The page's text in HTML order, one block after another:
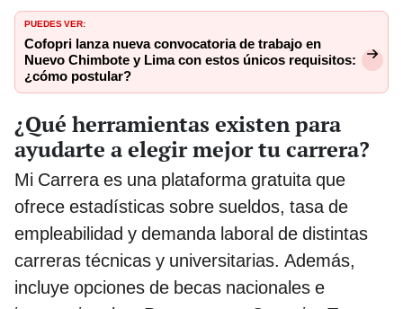
PUEDES VER:
Cofopri lanza nueva convocatoria de trabajo en
Nuevo Chimbote y Lima con estos únicos requisitos:
¿cómo postular?
¿Qué herramientas existen para
ayudarte a elegir mejor tu carrera?
Mi Carrera es una plataforma gratuita que
ofrece estadísticas sobre sueldos, tasa de
empleabilidad y demanda laboral de distintas
carreras técnicas y universitarias. Además,
incluye opciones de becas nacionales e